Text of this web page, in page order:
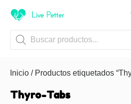
Inicio / Productos etiquetados
Thyro-Tabs